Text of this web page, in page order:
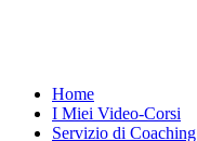
Home
I Miei Video-Corsi
Servizio di Coaching